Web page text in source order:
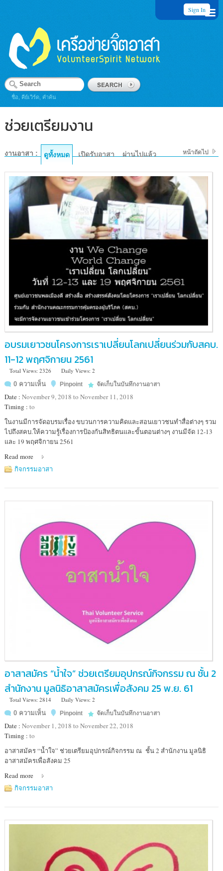
Sign In
ชื่อ, คีย์เวิร์ด, คำค้น
ช่วยเตรียมงาน
งานอาสา : ดูทั้งหมด เปิดรับอาสา ผ่านไปแล้ว หน้าถัดไป
อบรมเยาวชนโครงการเราเปลี่ยนโลกเปลี่ยนร่วมกับสคบ.
11-12 พฤศจิกายน 2561
Total Views: 2326
Daily Views: 2
0 ความเห็น
Pinpoint จัดเก็บในบันทึกงานอาสา
Date : November 9, 2018 to November 11, 2018
Timing : to
Location
:
นนทบุรี
ในงานมีการจัดอบรมเรื่อง ขบวนการความคิดและสอนเยาวชนทำสื่อต่างๆ รวม
ไปถึงสคบ.ให้ความรู้เรื่องการป้องกันสิทธิตนและขั้นตอนต่างๆ งานมีจัด 12-13
และ 19 พฤศจิกายน 2561
Read more
กิจกรรมอาสา
อาสาสมัคร “น้ำใจ” ช่วยเตรียมอุปกรณ์กิจกรรม ณ ชั้น 2
สำนักงาน มูลนิธิอาสาสมัครเพื่อสังคม 25 พ.ย. 61
Total Views: 2814
Daily Views: 2
0 ความเห็น
Pinpoint จัดเก็บในบันทึกงานอาสา
Date : November 1, 2018 to November 22, 2018
Timing : to
Location
:
อาสา
สมัคร
สังคม
อาสาสมัคร “น้ำใจ” ช่วยเตรียมอุปกรณ์กิจกรรม ณ ชั้น 2 สำนักงาน มูลนิธิ
อาสาสมัครเพื่อสังคม 25
Read more
กิจกรรมอาสา